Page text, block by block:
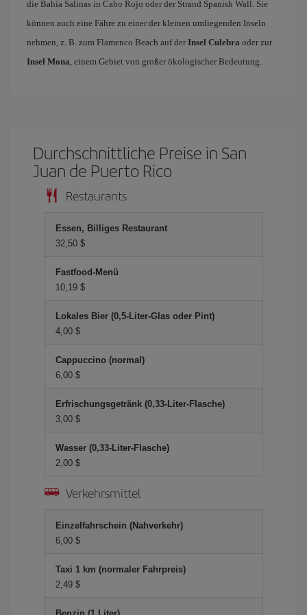
die Bahía Salinas in Cabo Rojo oder der Strand Spanish Wall. Sie
können auch eine Fähre zu einer der kleinen umliegenden Inseln
nehmen, z. B. zum Flamenco Beach auf der Insel Culebra oder zur
Insel Mona, einem Gebiet von großer ökologischer Bedeutung.
Durchschnittliche Preise in San
Juan de Puerto Rico
Restaurants
Essen, Billiges Restaurant
32,50 $
Fastfood-Menü
10,19 $
Lokales Bier (0,5-Liter-Glas oder Pint)
4,00 $
Cappuccino (normal)
6,00 $
Erfrischungsgetränk (0,33-Liter-Flasche)
3,00 $
Wasser (0,33-Liter-Flasche)
2,00 $
Verkehrsmittel
Einzelfahrschein (Nahverkehr)
6,00 $
Taxi 1 km (normaler Fahrpreis)
2,49 $